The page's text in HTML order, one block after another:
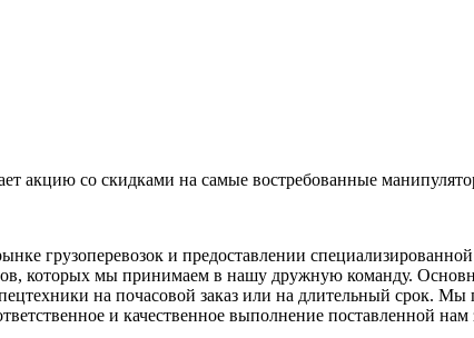
акцию со скидками на самые востребованные
грузоперевозок и предоставлении
которых мы принимаем в нашу дружную команду.
на почасовой заказ или на длительный срок. Мы
и качественное выполнение поставленной нам